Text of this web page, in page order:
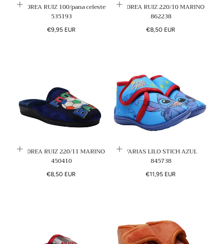
ANDREA RUIZ 100/pana celeste
535193
Precio
€9,95 EUR
ANDREA RUIZ 220/10 MARINO
862238
Precio
€8,50 EUR
ANDREA RUIZ 220/11 MARINO
450410
Precio
€8,50 EUR
VARIAS LILO STICH AZUL
845738
Precio
€11,95 EUR